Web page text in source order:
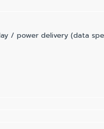
/ power delivery (data